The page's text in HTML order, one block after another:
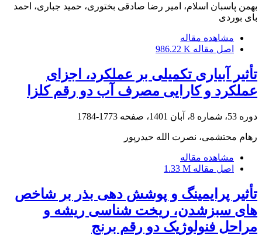
بهمن پاسبان اسلام، امیر رضا صادقی بختوری، حمید جباری، احمد
بای بوردی
مشاهده مقاله
اصل مقاله 986.22 K
تأثیر آبیاری تکمیلی بر عملکرد، اجزای
عملکرد و کارایی مصرف آب دو رقم کلزا
دوره 53، شماره 8، آبان 1401، صفحه 1773-1784
رهام محتشمی، نصرت الله حیدرپور
مشاهده مقاله
اصل مقاله 1.33 M
تأثیر پرایمینگ و پوشش دهی بذر بر شاخص
های سبزشدن، ریخت شناسی ریشه و
مراحل فنولوژیک دو رقم برنج